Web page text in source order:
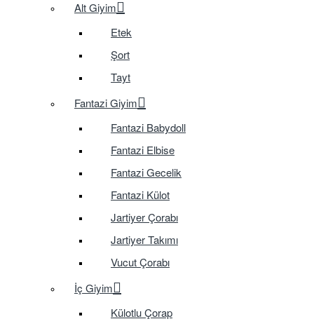
Alt Giyim
Etek
Şort
Tayt
Fantazi Giyim
Fantazi Babydoll
Fantazi Elbise
Fantazi Gecelik
Fantazi Külot
Jartiyer Çorabı
Jartiyer Takımı
Vucut Çorabı
İç Giyim
Külotlu Çorap